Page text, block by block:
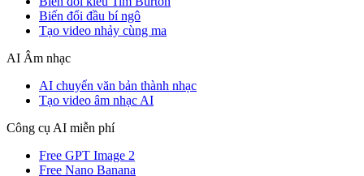
Biến đổi đầu bí ngô
Tạo video nhảy cùng ma
AI Âm nhạc
AI chuyển văn bản thành nhạc
Tạo video âm nhạc AI
Công cụ AI miễn phí
Free GPT Image 2
Free Nano Banana